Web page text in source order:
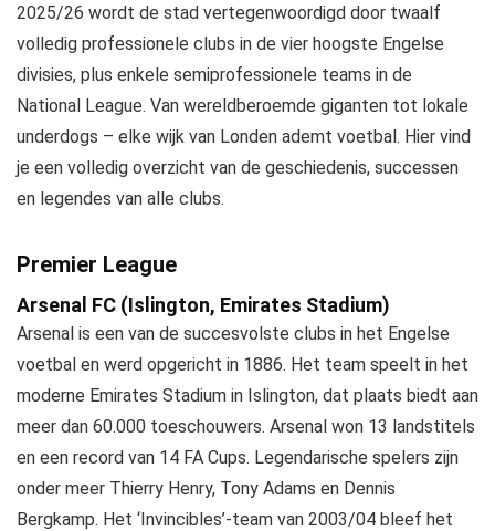
2025/26 wordt de stad vertegenwoordigd door twaalf
volledig professionele clubs in de vier hoogste Engelse
divisies, plus enkele semiprofessionele teams in de
National League. Van wereldberoemde giganten tot lokale
underdogs – elke wijk van Londen ademt voetbal. Hier vind
je een volledig overzicht van de geschiedenis, successen
en legendes van alle clubs.
Premier League
Arsenal FC (Islington, Emirates Stadium)
Arsenal is een van de succesvolste clubs in het Engelse
voetbal en werd opgericht in 1886. Het team speelt in het
moderne Emirates Stadium in Islington, dat plaats biedt aan
meer dan 60.000 toeschouwers. Arsenal won 13 landstitels
en een record van 14 FA Cups. Legendarische spelers zijn
onder meer Thierry Henry, Tony Adams en Dennis
Bergkamp. Het ‘Invincibles’-team van 2003/04 bleef het